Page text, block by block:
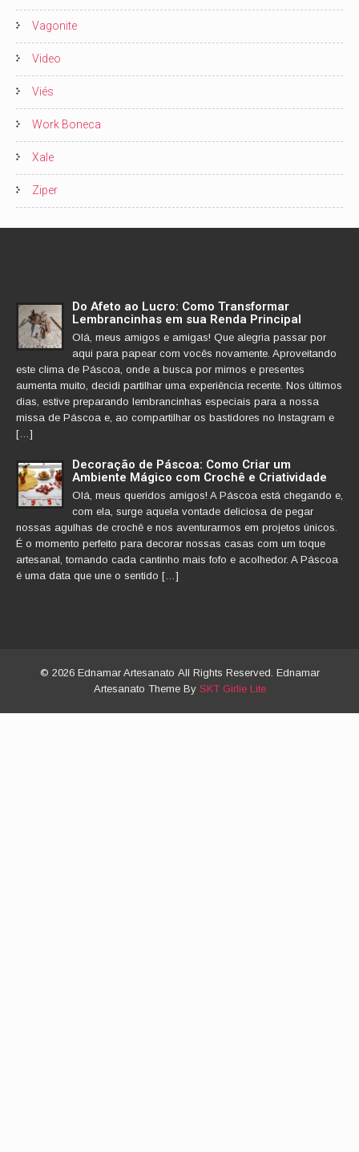
Vagonite
Video
Viés
Work Boneca
Xale
Ziper
Do Afeto ao Lucro: Como Transformar
Lembrancinhas em sua Renda Principal
Olá, meus amigos e amigas! Que alegria passar por
aqui para papear com vocês novamente. Aproveitando
este clima de Páscoa, onde a busca por mimos e presentes
aumenta muito, decidi partilhar uma experiência recente. Nos últimos
dias, estive preparando lembrancinhas especiais para a nossa
missa de Páscoa e, ao compartilhar os bastidores no Instagram e
[…]
Decoração de Páscoa: Como Criar um
Ambiente Mágico com Crochê e Criatividade
Olá, meus queridos amigos! A Páscoa está chegando e,
com ela, surge aquela vontade deliciosa de pegar
nossas agulhas de crochê e nos aventurarmos em projetos únicos.
É o momento perfeito para decorar nossas casas com um toque
artesanal, tornando cada cantinho mais fofo e acolhedor. A Páscoa
é uma data que une o sentido […]
© 2026 Ednamar Artesanato All Rights Reserved. Ednamar
Artesanato Theme By SKT Girlie Lite